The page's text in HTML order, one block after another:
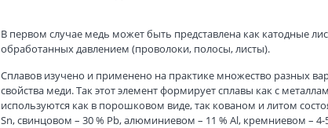
В первом случае медь может быть представлена как катодные
обработанных давлением (проволоки, полосы, листы).
Сплавов изучено и применено на практике множество разных
свойства меди. Так этот элемент формирует сплавы как с
используются как в порошковом виде, так кованом и литом
Sn, свинцовом – 30 % Pb, алюминиевом – 11 % Al, кремниевом – 4-